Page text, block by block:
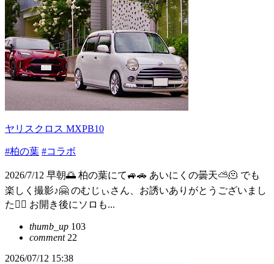
ヤリスクロス MXPB10
#柏の葉 #コラボ
2026/7/12 早朝🌅 柏の葉にて🚙🚗 あいにくの曇天⛅️🫠 でも
楽しく撮影♪🤗 のむじぃさん、お誘いありがとうございまし
た🙂‍↕️ お開き後にソロも...
thumb_up 103
comment22
2026/07/12 15:38